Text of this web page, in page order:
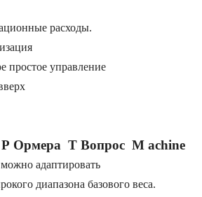
расходы.
простое управление
Р Ормера ТВопрос Мachine
можноадаптировать
диапазона базового веса.